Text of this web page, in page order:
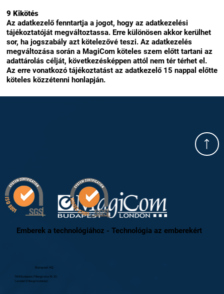
9 Kikötés
Az adatkezelő fenntartja a jogot, hogy az adatkezelési
tájékoztatóját megváltoztassa. Erre különösen akkor kerülhet
sor, ha jogszabály azt kötelezővé teszi. Az adatkezelés
megváltozása során a MagiCom köteles szem előtt tartani az
adattárolás célját, következésképpen attól nem tér térhet el.
Az erre vonatkozó tájékoztatást az adatkezelő 15 nappal előtte
köteles közzétenni honlapján.
Emberek a technológiához - Technológia az emberekért
Budapest HQ
1149 Budapest, Pillangó utca 16-20.
1. emelet (Pillangó Irodaház)